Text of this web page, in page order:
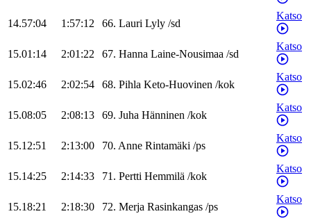
14.57:04 1:57:12 66. Lauri Lyly /sd
Katso
15.01:14 2:01:22 67. Hanna Laine-Nousimaa /sd
Katso
15.02:46 2:02:54 68. Pihla Keto-Huovinen /kok
Katso
15.08:05 2:08:13 69. Juha Hänninen /kok
Katso
15.12:51 2:13:00 70. Anne Rintamäki /ps
Katso
15.14:25 2:14:33 71. Pertti Hemmilä /kok
Katso
15.18:21 2:18:30 72. Merja Rasinkangas /ps
Katso